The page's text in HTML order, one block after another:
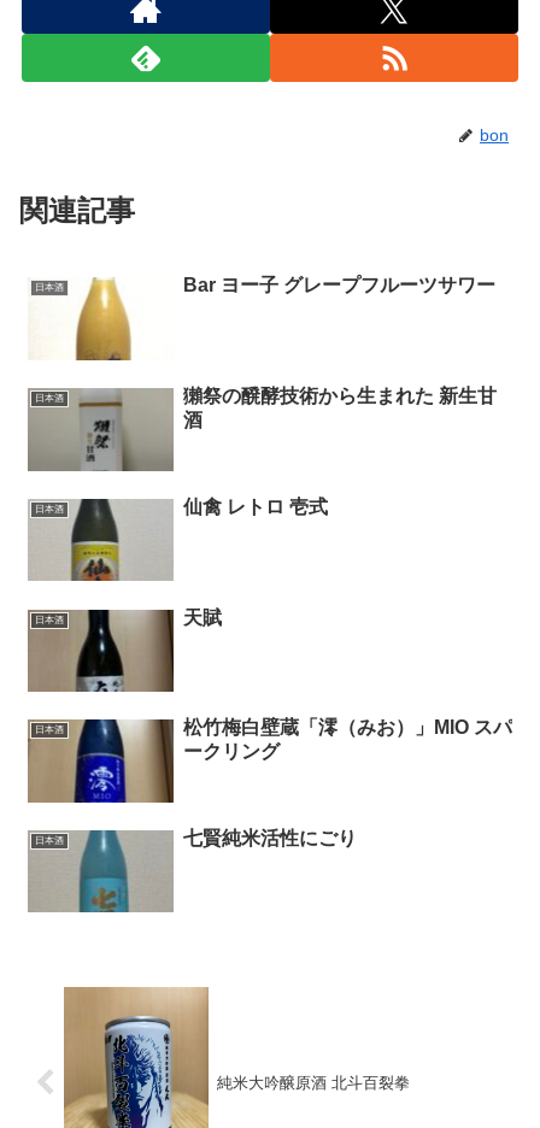
bon
関連記事
日本酒 Bar ヨー子 グレープフルーツサワー
日本酒
獺祭の醗酵技術から生まれた 新生甘
酒
日本酒 仙禽 レトロ 壱式
日本酒 天賦
日本酒
松竹梅白壁蔵「澪（みお）」MIO スパ
ークリング
日本酒 七賢純米活性にごり
純米大吟醸原酒 北斗百裂拳